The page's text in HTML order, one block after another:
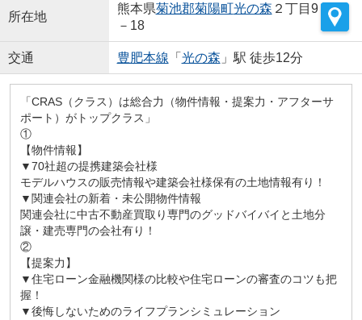
所在地
熊本県菊池郡菊陽町光の森 ２丁目9
－18
交通 豊肥本線 「 光の森 」駅 徒歩12分
「CRAS（クラス）は総合力（物件情報・提案力・アフターサ
ポート）がトップクラス」
①
【物件情報】
▼70社超の提携建築会社様
モデルハウスの販売情報や建築会社様保有の土地情報有り！
▼関連会社の新着・未公開物件情報
関連会社に中古不動産買取り専門のグッドバイバイと土地分
譲・建売専門の会社有り！
②
【提案力】
▼住宅ローン金融機関様の比較や住宅ローンの審査のコツも把
握！
▼後悔しないためのライフプランシミュレーション